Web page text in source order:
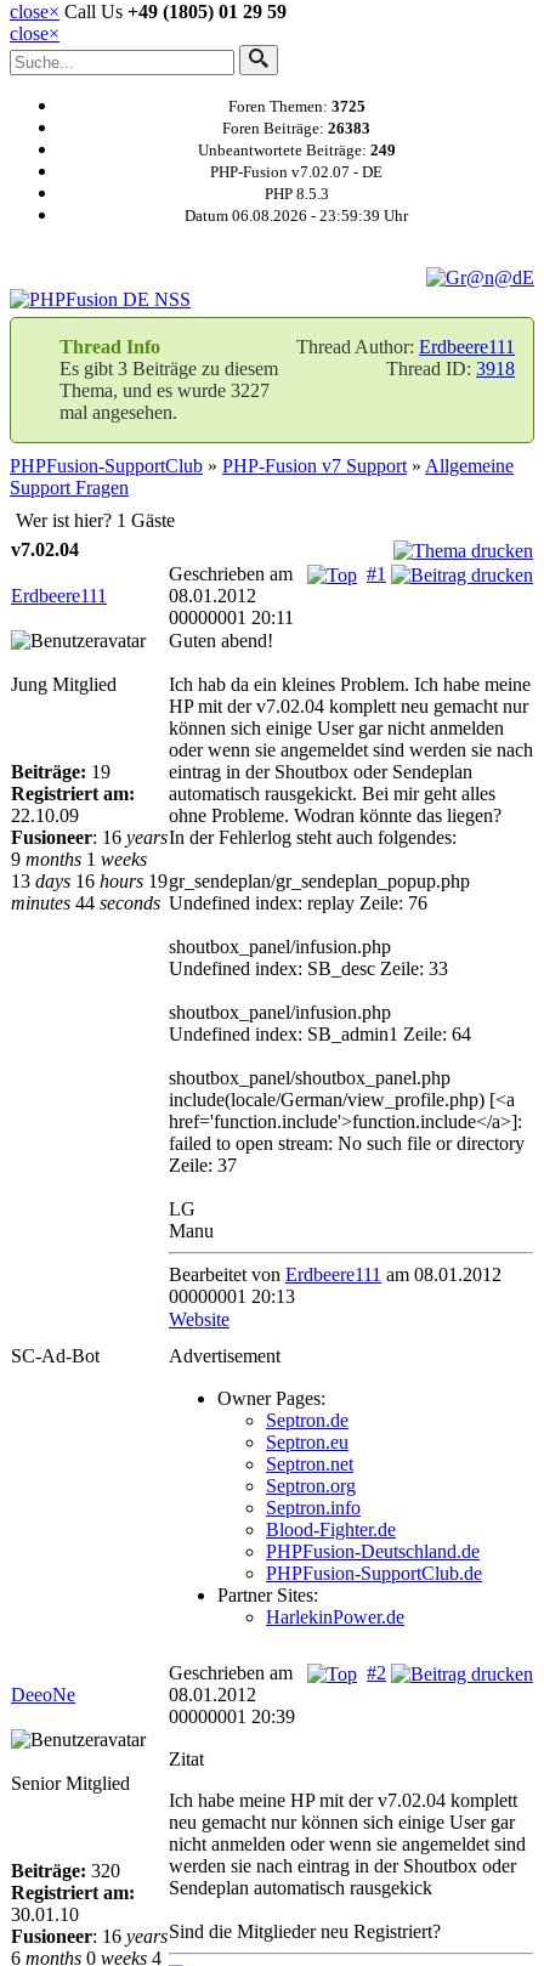
close× Call Us +49 (1805) 01 29 59
close×
Foren Themen: 3725
Foren Beiträge: 26383
Unbeantwortete Beiträge: 249
PHP-Fusion v7.02.07 - DE
PHP 8.5.3
Datum 06.08.2026 - 23:59:40 Uhr
Thread Author: Erdbeere111
Thread ID: 3918
Thread Info
Es gibt 3 Beiträge zu diesem
Thema, und es wurde 3227
mal angesehen.
PHPFusion-SupportClub » PHP-Fusion v7 Support » Allgemeine
Support Fragen
Wer ist hier? 1 Gäste
v7.02.04
Erdbeere111
#1
Geschrieben am
08.01.2012
00000001 20:11
Jung Mitglied
Beiträge: 19
Registriert am:
22.10.09
Fusioneer: 16 years
9 months 1 weeks
13 days 16 hours 19
minutes 44 seconds
Guten abend!
Ich hab da ein kleines Problem. Ich habe meine
HP mit der v7.02.04 komplett neu gemacht nur
können sich einige User gar nicht anmelden
oder wenn sie angemeldet sind werden sie nach
eintrag in der Shoutbox oder Sendeplan
automatisch rausgekickt. Bei mir geht alles
ohne Probleme. Wodran könnte das liegen?
In der Fehlerlog steht auch folgendes:
gr_sendeplan/gr_sendeplan_popup.php
Undefined index: replay Zeile: 76
shoutbox_panel/infusion.php
Undefined index: SB_desc Zeile: 33
shoutbox_panel/infusion.php
Undefined index: SB_admin1 Zeile: 64
shoutbox_panel/shoutbox_panel.php
include(locale/German/view_profile.php) [<a
href='function.include'>function.include</a>]:
failed to open stream: No such file or directory
Zeile: 37
LG
Manu
Bearbeitet von Erdbeere111 am 08.01.2012
00000001 20:13
Website
SC-Ad-Bot
Advertisement
Owner Pages:
Septron.de
Septron.eu
Septron.net
Septron.org
Septron.info
Blood-Fighter.de
PHPFusion-Deutschland.de
PHPFusion-SupportClub.de
Partner Sites:
HarlekinPower.de
DeeoNe
#2
Geschrieben am
08.01.2012
00000001 20:39
Senior Mitglied
Beiträge: 320
Registriert am:
30.01.10
Fusioneer: 16 years
6 months 0 weeks 4
Zitat
Ich habe meine HP mit der v7.02.04 komplett
neu gemacht nur können sich einige User gar
nicht anmelden oder wenn sie angemeldet sind
werden sie nach eintrag in der Shoutbox oder
Sendeplan automatisch rausgekick
Sind die Mitglieder neu Registriert?